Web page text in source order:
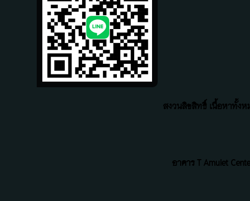
สงวนลิขสิทธิ์ เนื้อหาทั้ง
อาคาร T Amulet